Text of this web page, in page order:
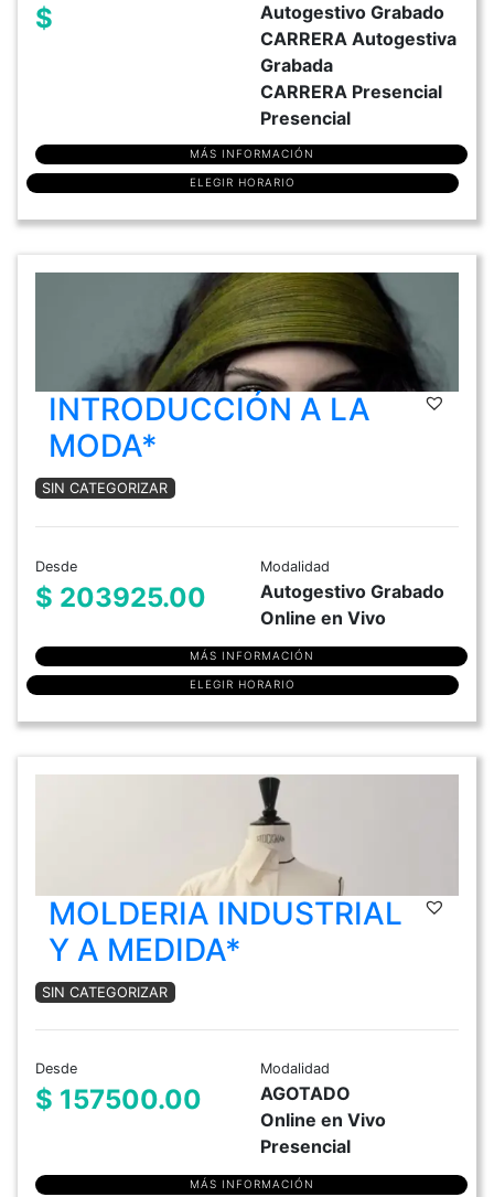
$
Autogestivo Grabado
CARRERA Autogestiva
Grabada
CARRERA Presencial
Presencial
MÁS INFORMACIÓN
ELEGIR HORARIO
INTRODUCCIÓN A LA
MODA*
SIN CATEGORIZAR
Desde
$ 203925.00
Modalidad
Autogestivo Grabado
Online en Vivo
MÁS INFORMACIÓN
ELEGIR HORARIO
MOLDERIA INDUSTRIAL
Y A MEDIDA*
SIN CATEGORIZAR
Desde
$ 157500.00
Modalidad
AGOTADO
Online en Vivo
Presencial
MÁS INFORMACIÓN